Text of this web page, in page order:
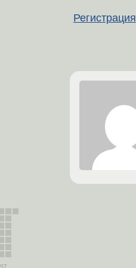
Регистрация